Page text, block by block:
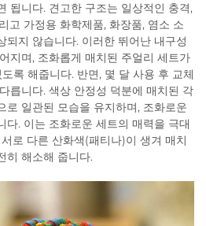
됩니다. 견고한 구조는 일상적인 충격,
고 가정용 화학제품, 화장품, 염소 소
되지 않습니다. 이러한 뛰어난 내구성
지며, 조화롭게 매치된 주얼리 세트가
록 해줍니다. 반면, 몇 달 사용 후 교체
릅니다. 색상 안정성 덕분에 매치된 각
로 일관된 모습을 유지하며, 조화로운
다. 이는 조화로운 세트의 매력을 극대
로 다른 산화색(패티나)이 생겨 매치
히 해소해 줍니다.